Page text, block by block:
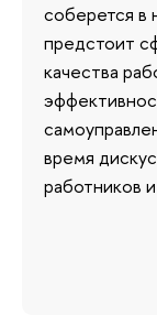
соберется в
предстоит
качества
время
работников